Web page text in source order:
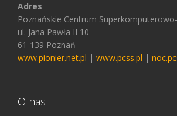
Adres
Poznańskie Centrum
ul. Jana Pawła II 10
61-139 Poznań
www.pionier.net.pl | www.pcss.pl |
O nas